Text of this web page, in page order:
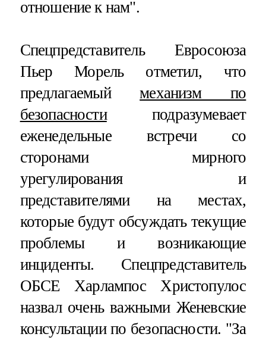
отношение к нам".
Спецпредставитель Евросоюза
Пьер Морель отметил, что
предлагаемыймеханизм по
безопасностиподразумевает
еженедельные встречи со
сторонами мирного
урегулирования и
представителями на местах,
которые будут обсуждать текущие
проблемы и возникающие
инциденты. Спецпредставитель
ОБСЕ Харлампос Христопулос
назвал очень важными Женевские
консультации по безопасности. "За